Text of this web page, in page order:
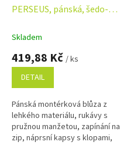
PERSEUS, pánská, šedo-
Skladem
419,88 Kč / ks
DETAIL
Pánská montérková blůza z
lehkého materiálu, rukávy s
pružnou manžetou, zapínání na
zip, náprsní kapsy s klopami,